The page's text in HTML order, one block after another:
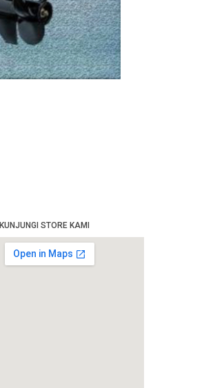
KUNJUNGI STORE KAMI